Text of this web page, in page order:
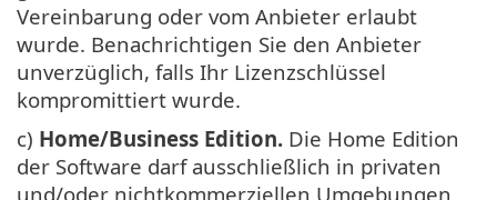
Vereinbarung oder vom Anbieter erlaubt
wurde. Benachrichtigen Sie den Anbieter
unverzüglich, falls Ihr Lizenzschlüssel
kompromittiert wurde.
c) Home/Business Edition. Die Home Edition
der Software darf ausschließlich in privaten
und/oder nichtkommerziellen Umgebungen